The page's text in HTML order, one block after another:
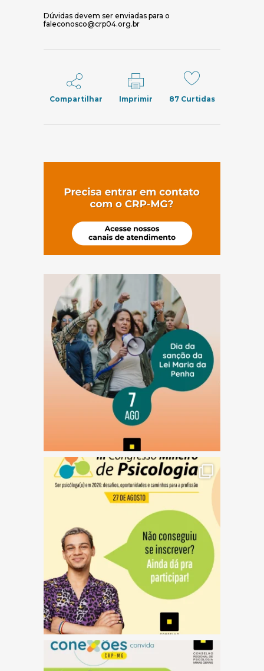
Dúvidas devem ser enviadas para o
faleconosco@crp04.org.br
Compartilhar Imprimir 87Curtidas